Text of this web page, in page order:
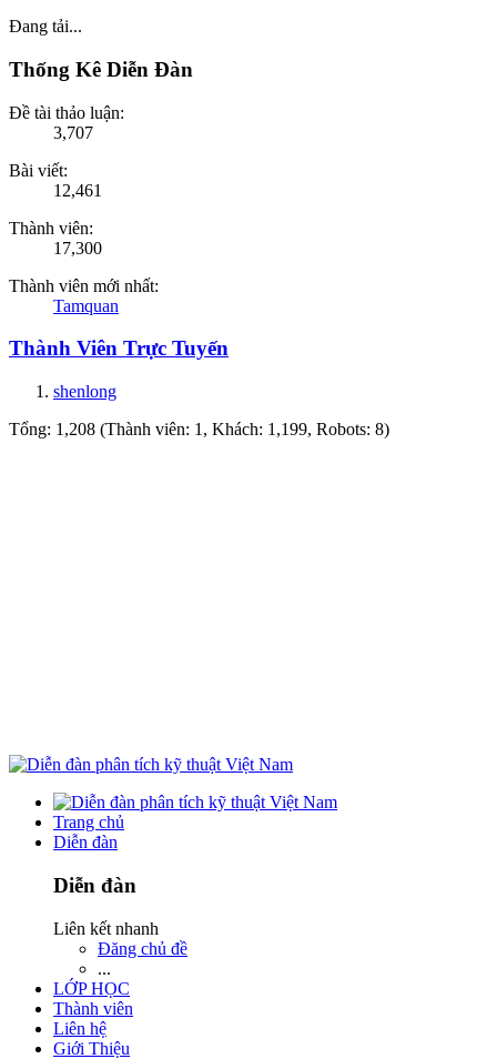
Đang tải...
Thống Kê Diễn Đàn
Đề tài thảo luận:
3,707
Bài viết:
12,461
Thành viên:
17,300
Thành viên mới nhất:
Tamquan
Thành Viên Trực Tuyến
shenlong
Tổng: 1,208 (Thành viên: 1, Khách: 1,199, Robots: 8)
Trang chủ
Diễn đàn
Diễn đàn
Liên kết nhanh
Đăng chủ đề
...
LỚP HỌC
Thành viên
Liên hệ
Giới Thiệu